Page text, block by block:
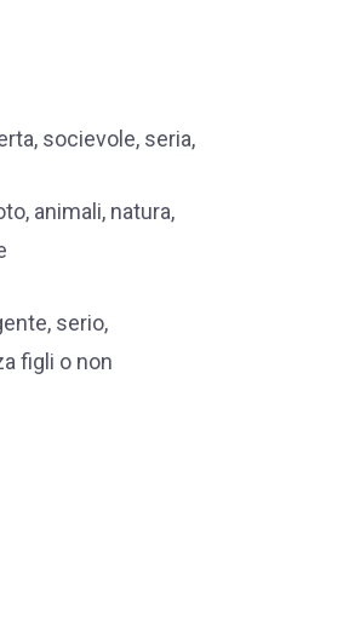
socievole, seria,
animali, natura,
serio,
figli o non